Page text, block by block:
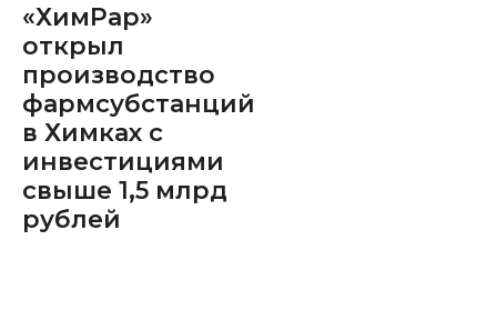
«ХимРар»
открыл
производство
фармсубстанций
в Химках с
инвестициями
свыше 1,5 млрд
рублей